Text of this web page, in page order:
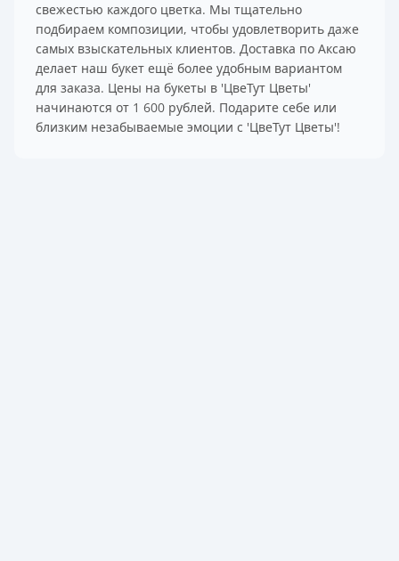
свежестью каждого цветка. Мы тщательно
подбираем композиции, чтобы удовлетворить даже
самых взыскательных клиентов. Доставка по Аксаю
делает наш букет ещё более удобным вариантом
для заказа. Цены на букеты в 'ЦвеТут Цветы'
начинаются от 1 600 рублей. Подарите себе или
близким незабываемые эмоции с 'ЦвеТут Цветы'!